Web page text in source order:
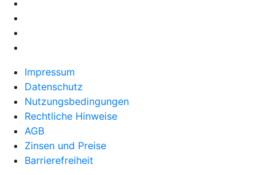
Impressum
Datenschutz
Nutzungsbedingungen
Rechtliche Hinweise
AGB
Zinsen und Preise
Barrierefreiheit